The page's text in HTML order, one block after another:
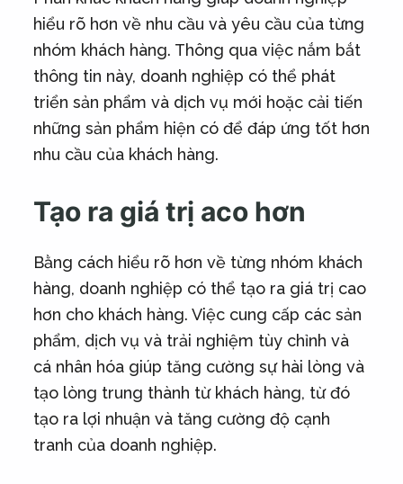
hiểu rõ hơn về nhu cầu và yêu cầu của từng
nhóm khách hàng. Thông qua việc nắm bắt
thông tin này, doanh nghiệp có thể phát
triển sản phẩm và dịch vụ mới hoặc cải tiến
những sản phẩm hiện có để đáp ứng tốt hơn
nhu cầu của khách hàng.
Tạo ra giá trị aco hơn
Bằng cách hiểu rõ hơn về từng nhóm khách
hàng, doanh nghiệp có thể tạo ra giá trị cao
hơn cho khách hàng. Việc cung cấp các sản
phẩm, dịch vụ và trải nghiệm tùy chỉnh và
cá nhân hóa giúp tăng cường sự hài lòng và
tạo lòng trung thành từ khách hàng, từ đó
tạo ra lợi nhuận và tăng cường độ cạnh
tranh của doanh nghiệp.